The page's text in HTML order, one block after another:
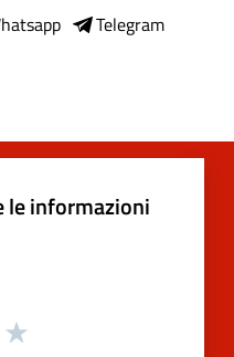
Telegram
le informazioni